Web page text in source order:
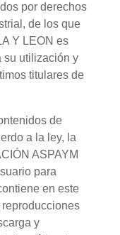
por derechos
de los que
Y LEON es
su utilización y
titulares de
de
a la ley, la
ASPAYM
para
en este
y